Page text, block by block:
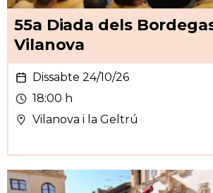
55a Diada dels
Vilanova
Dissabte 24/10/26
18:00 h
Vilanova i la Geltrú